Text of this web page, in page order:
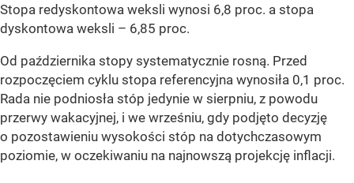
Stopa redyskontowa weksli wynosi 6,8 proc. a stopa
dyskontowa weksli – 6,85 proc.
Od października stopy systematycznie rosną. Przed
rozpoczęciem cyklu stopa referencyjna wynosiła 0,1 proc.
Rada nie podniosła stóp jedynie w sierpniu, z powodu
przerwy wakacyjnej, i we wrześniu, gdy podjęto decyzję
o pozostawieniu wysokości stóp na dotychczasowym
poziomie, w oczekiwaniu na najnowszą projekcję inflacji.